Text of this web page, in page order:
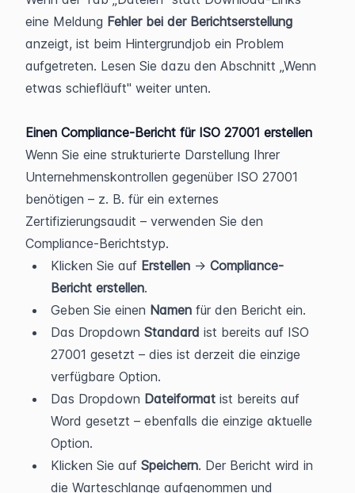
eine Meldung Fehler bei der Berichtserstellung
anzeigt, ist beim Hintergrundjob ein Problem
aufgetreten. Lesen Sie dazu den Abschnitt „Wenn
etwas schiefläuft" weiter unten.
Einen Compliance-Bericht für ISO 27001 erstellen
Wenn Sie eine strukturierte Darstellung Ihrer
Unternehmenskontrollen gegenüber ISO 27001
benötigen – z. B. für ein externes
Zertifizierungsaudit – verwenden Sie den
Compliance-Berichtstyp.
Klicken Sie auf Erstellen → Compliance-
Bericht erstellen.
Geben Sie einen Namen für den Bericht ein.
Das Dropdown Standard ist bereits auf ISO
27001 gesetzt – dies ist derzeit die einzige
verfügbare Option.
Das Dropdown Dateiformat ist bereits auf
Word gesetzt – ebenfalls die einzige aktuelle
Option.
Klicken Sie auf Speichern. Der Bericht wird in
die Warteschlange aufgenommen und